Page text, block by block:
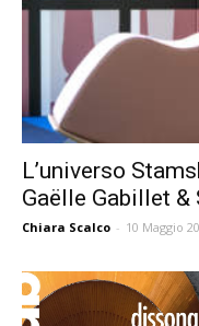
L’universo
Gaëlle Gabillet &
Chiara Scalco - 10 Maggio